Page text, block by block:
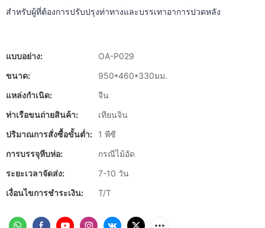
สำหรับผู้ที่ต้องการปรับปรุงท่าทางและบรรเทาอาการปวดหลัง
แบบอย่าง:
OA-P029
ขนาด:
950*460*330มม.
แหล่งกำเนิด:
จีน
ท่าเรือขนถ่ายสินค้า:
เทียนจิน
ปริมาณการสั่งซื้อขั้นต่ำ:
1 พีซี
การบรรจุหีบห่อ:
กรณีไม้อัด
ระยะเวลาจัดส่ง:
7-10 วัน
เงื่อนไขการชำระเงิน:
T/T